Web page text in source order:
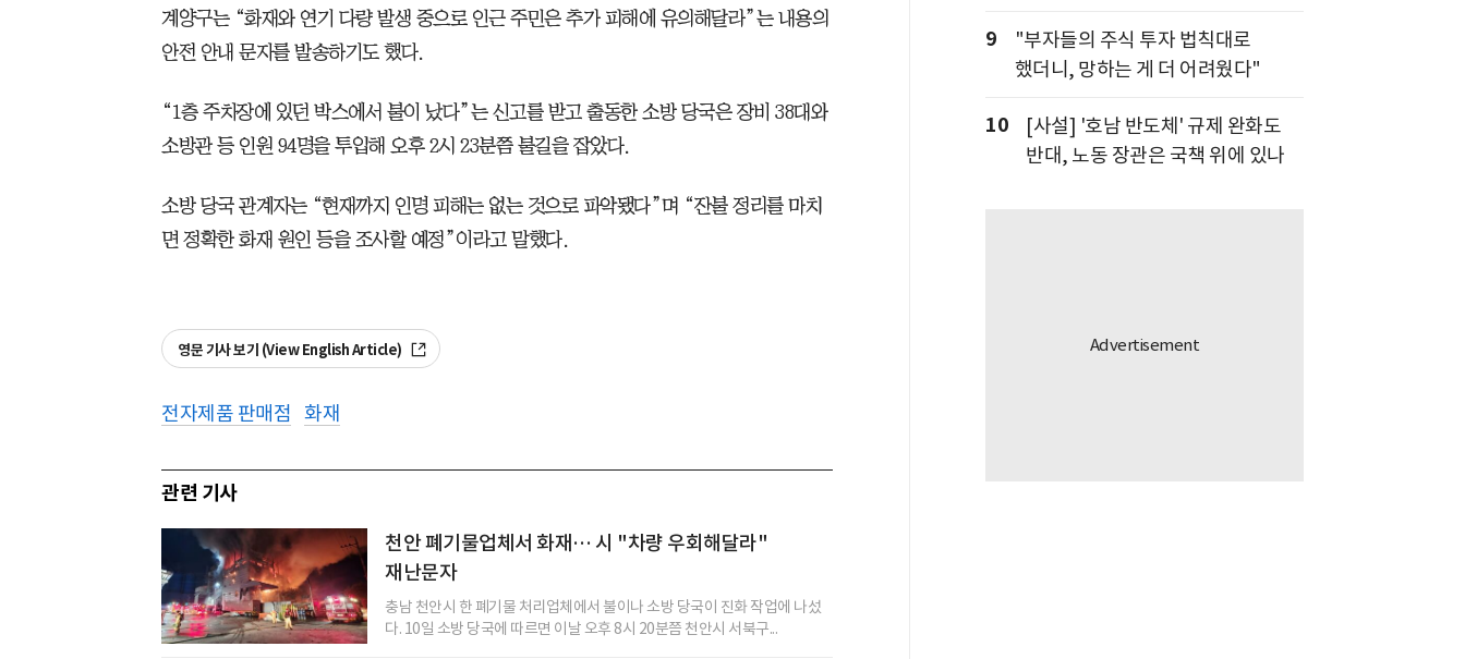
계양구는 “화재와 연기 다량 발생 중으로 인근 주민은 추가 피해에 유의해달라”는 내용의
안전 안내 문자를 발송하기도 했다.
“1층 주차장에 있던 박스에서 불이 났다”는 신고를 받고 출동한 소방 당국은 장비 38대와
소방관 등 인원 94명을 투입해 오후 2시 23분쯤 불길을 잡았다.
소방 당국 관계자는 “현재까지 인명 피해는 없는 것으로 파악됐다”며 “잔불 정리를 마치
면 정확한 화재 원인 등을 조사할 예정”이라고 말했다.
영문 기사 보기 (View English Article)
전자제품 판매점 화재
관련 기사
천안 폐기물업체서 화재… 시 "차량 우회해달라"
재난문자
충남 천안시 한 폐기물 처리업체에서 불이나 소방 당국이 진화 작업에 나섰
다. 10일 소방 당국에 따르면 이날 오후 8시 20분쯤 천안시 서북구...
9
"부자들의 주식 투자 법칙대로
했더니, 망하는 게 더 어려웠다"
10
[사설] '호남 반도체' 규제 완화도
반대, 노동 장관은 국책 위에 있나